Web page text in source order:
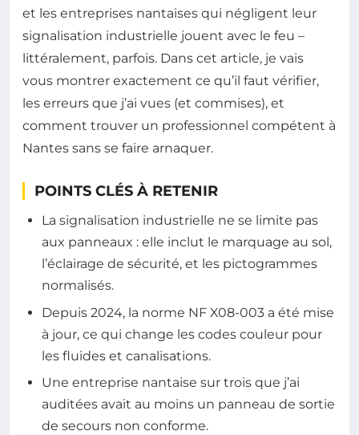
et les entreprises nantaises qui négligent leur
signalisation industrielle jouent avec le feu –
littéralement, parfois. Dans cet article, je vais
vous montrer exactement ce qu’il faut vérifier,
les erreurs que j’ai vues (et commises), et
comment trouver un professionnel compétent à
Nantes sans se faire arnaquer.
POINTS CLÉS À RETENIR
La signalisation industrielle ne se limite pas
aux panneaux : elle inclut le marquage au sol,
l’éclairage de sécurité, et les pictogrammes
normalisés.
Depuis 2024, la norme NF X08-003 a été mise
à jour, ce qui change les codes couleur pour
les fluides et canalisations.
Une entreprise nantaise sur trois que j’ai
auditées avait au moins un panneau de sortie
de secours non conforme.